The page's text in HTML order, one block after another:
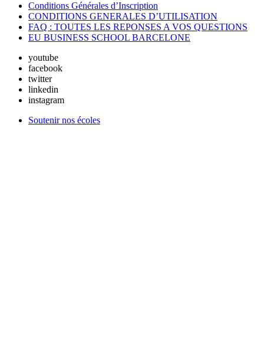
Conditions Générales d’Inscription
CONDITIONS GENERALES D’UTILISATION
FAQ : TOUTES LES REPONSES A VOS QUESTIONS
EU BUSINESS SCHOOL BARCELONE
youtube
facebook
twitter
linkedin
instagram
Soutenir nos écoles